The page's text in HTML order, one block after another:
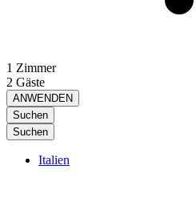
1 Zimmer
2 Gäste
ANWENDEN
Suchen
Suchen
Italien